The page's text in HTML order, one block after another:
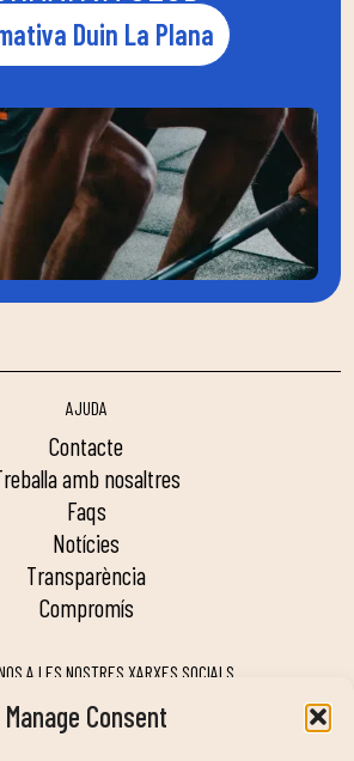
Manage Consent
Duin La Plana
AJUDA
contacte
treballa amb nosaltres
faqs
notícies
transparència
compromís
A LES NOSTRES XARXES SOCIALS